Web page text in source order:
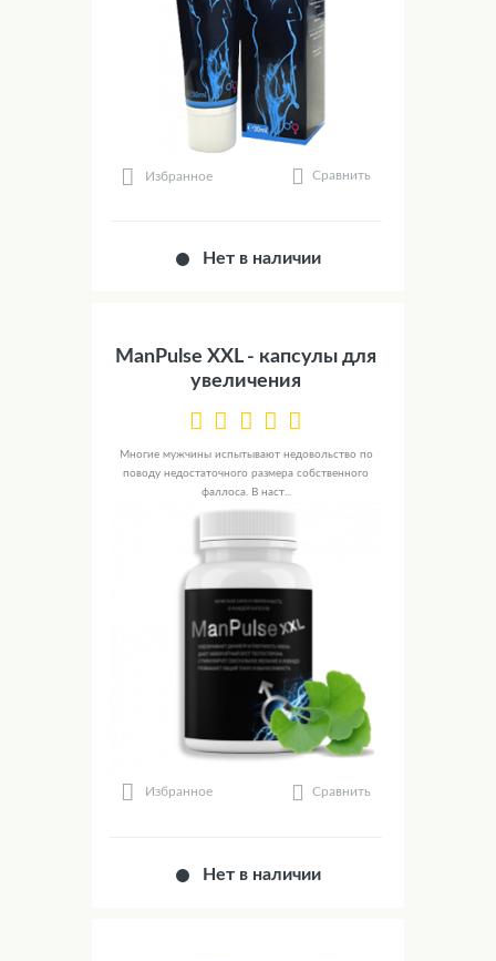
Избранное Сравнить
Нет в наличии
ManPulse XXL - капсулы для
увеличения
Многие мужчины испытывают недовольство по
поводу недостаточного размера собственного
фаллоса. В наст...
Избранное Сравнить
Нет в наличии